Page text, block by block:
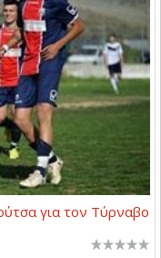
για τον Τύρναβο